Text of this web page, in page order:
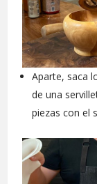
Aparte, saca
de una
piezas con el